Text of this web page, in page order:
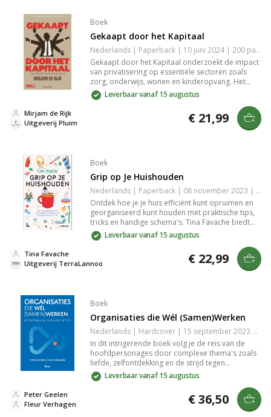
Boek
Gekaapt door het Kapitaal
Nederlands | Paperback | 10 juni 2024 | 200 pagina's | 9789493339392
Gekaapt door het Kapitaal onderzoekt de impact
van privatisering op essentiële sectoren zoals
zorg, onderwijs, wonen en kinderopvang. Het
boek onthult hoe commerciële belangen de
kwaliteit en toegang tot deze diensten onder druk
zetten en biedt inzichten in de gevolgen voor de
samenleving. Een krachtige lectuur voor iedereen
die zich zorgen maakt over de toekomst van
Leverbaar vanaf 15 augustus
Uitgeverij Pluim
Mirjam de Rijk € 21,99
Boek
Grip op Je Huishouden
Nederlands | Paperback | 08 november 2023 | 192 pagina's | 9789401494861
Ontdek hoe je je huis efficiënt kunt opruimen en
georganiseerd kunt houden met praktische tips,
tricks en handige schema's. Tina Favache biedt
oplossingen voor het organiseren van je was,
schoonmaakroutines en duurzame methoden.
Beheers je huishouden moeiteloos met deze
slimme gids.
Leverbaar vanaf 15 augustus
Uitgeverij TerraLannoo
Tina Favache € 22,99
Boek
Organisaties die Wél (Samen)Werken
Nederlands | Hardcover | 15 september 2023 | 240 pagina's | 9789024458479
In dit intrigerende boek volg je de reis van de
hoofdpersonages door complexe thema's zoals
liefde, zelfontdekking en de strijd tegen
maatschappelijke normen. De indringende
schrijfstijl en goed ontwikkelde karakters zorgen
voor een meeslepende leeservaring. Dit verhaal
biedt een unieke kijk op de menselijke relaties en
de uitdagingen van het leven. Een must-read voor
Leverbaar vanaf 15 augustus
Fleur Verhagen
Peter Geelen € 36,50